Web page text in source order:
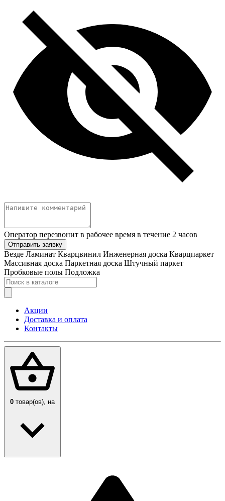
Оператор перезвонит в рабочее время в течение 2 часов
Отправить заявку
Везде Ламинат Кварцвинил Инженерная доска Кварцпаркет
Массивная доска Паркетная доска Штучный паркет
Пробковые полы Подложка
Акции
Доставка и оплата
Контакты
0 товар(ов), на